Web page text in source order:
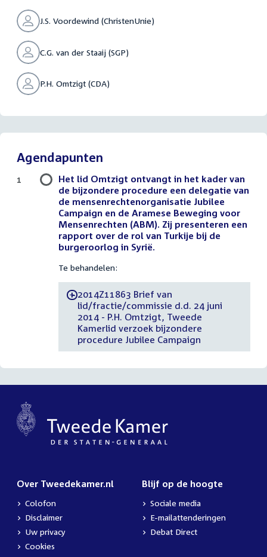
J.S. Voordewind (ChristenUnie)
C.G. van der Staaij (SGP)
P.H. Omtzigt (CDA)
Agendapunten
Het lid Omtzigt ontvangt in het kader van
de bijzondere procedure een delegatie van
de mensenrechtenorganisatie Jubilee
Campaign en de Aramese Beweging voor
Mensenrechten (ABM). Zij presenteren een
rapport over de rol van Turkije bij de
burgeroorlog in Syrië.
Te behandelen:
-2014Z11863 Brief van
lid/fractie/commissie d.d. 24 juni
2014 - P.H. Omtzigt, Tweede
Kamerlid verzoek bijzondere
procedure Jubilee Campaign
1
Over Tweedekamer.nl
Colofon
Disclaimer
Uw privacy
Cookies
Blijf op de hoogte
Sociale media
E-mailattenderingen
Debat Direct